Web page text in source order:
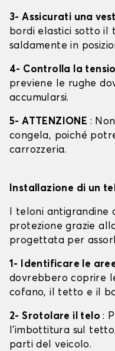
3- Assicurati una
bordi elastici sotto il
saldamente in
4- Controlla la
previene le rughe
accumularsi.
5- ATTENZIONE :
congela, poiché
carrozzeria.
Installazione di un
I teloni antigrandine
protezione grazie
progettata per
1- Identificare le
dovrebbero coprire
cofano, il tetto e il
2- Srotolare il telo:
l'imbottitura sul
parti del veicolo.